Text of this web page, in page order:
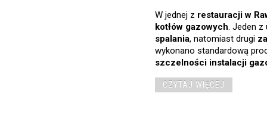
W jednej z restauracji w
kotłów gazowych. Jeden
spalania, natomiast drugi
wykonano standardową
szczelności instalacji
CZYTAJ WIĘCEJ